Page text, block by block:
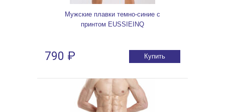
Мужские плавки темно-синие с
принтом EUSSIEINQ
790 ₽ Купить